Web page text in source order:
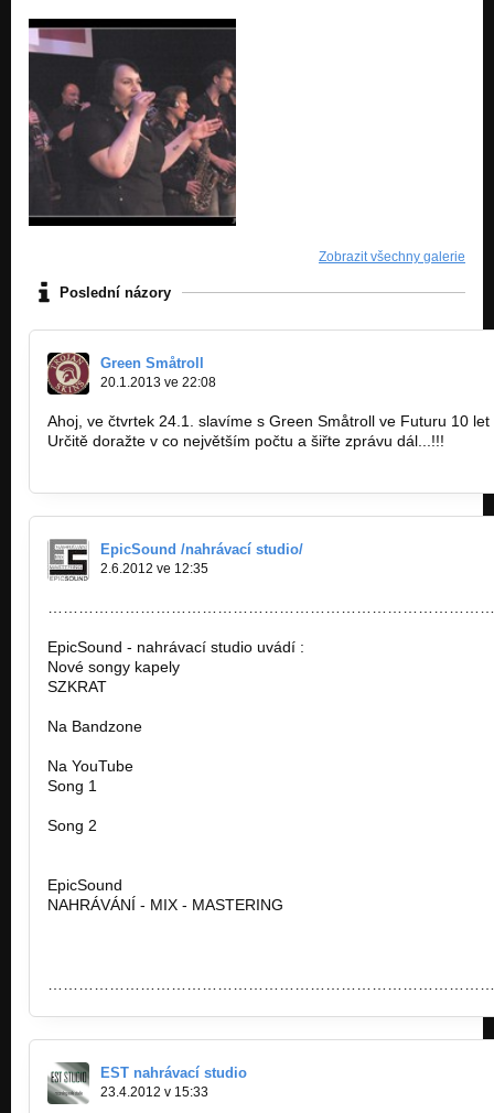
Zobrazit všechny galerie
Poslední názory
Green Småtroll
20.1.2013 ve 22:08
Ahoj, ve čtvrtek 24.1. slavíme s Green Småtroll ve Futuru 10 let
Určitě doražte v co největším počtu a šiřte zprávu dál...!!!
EpicSound /nahrávací studio/
2.6.2012 ve 12:35
EpicSound - nahrávací studio uvádí :
Nové songy kapely
SZKRAT
Na Bandzone
Na YouTube
Song 1
Song 2
EpicSound
NAHRÁVÁNÍ - MIX - MASTERING
EST nahrávací studio
23.4.2012 v 15:33